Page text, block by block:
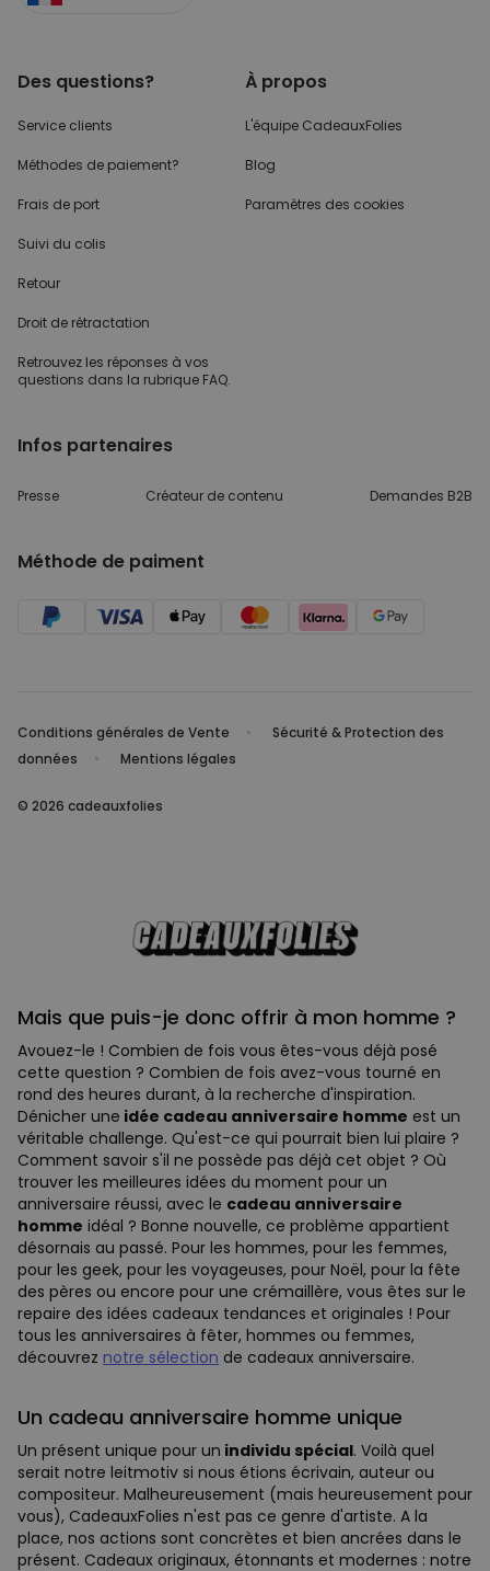
Des questions?
Service clients
Méthodes de paiement?
Frais de port
Suivi du colis
Retour
Droit de rétractation
Retrouvez les réponses à vos
questions dans la rubrique FAQ.
À propos
L'équipe CadeauxFolies
Blog
Paramètres des cookies
Infos partenaires
Presse Créateur de contenu Demandes B2B
Méthode de paiment
Conditions générales de Vente
Sécurité & Protection des
données
Mentions légales
© 2026 cadeauxfolies
Mais que puis-je donc offrir à mon homme ?
Avouez-le ! Combien de fois vous êtes-vous déjà posé
cette question ? Combien de fois avez-vous tourné en
rond des heures durant, à la recherche d'inspiration.
Dénicher une idée cadeau anniversaire homme est un
véritable challenge. Qu'est-ce qui pourrait bien lui plaire ?
Comment savoir s'il ne possède pas déjà cet objet ? Où
trouver les meilleures idées du moment pour un
anniversaire réussi, avec le cadeau anniversaire
homme idéal ? Bonne nouvelle, ce problème appartient
désornais au passé. Pour les hommes, pour les femmes,
pour les geek, pour les voyageuses, pour Noël, pour la fête
des pères ou encore pour une crémaillère, vous êtes sur le
repaire des idées cadeaux tendances et originales ! Pour
tous les anniversaires à fêter, hommes ou femmes,
découvrez notre sélection de cadeaux anniversaire.
Un cadeau anniversaire homme unique
Un présent unique pour un individu spécial. Voilà quel
serait notre leitmotiv si nous étions écrivain, auteur ou
compositeur. Malheureusement (mais heureusement pour
vous), CadeauxFolies n'est pas ce genre d'artiste. A la
place, nos actions sont concrètes et bien ancrées dans le
présent. Cadeaux originaux, étonnants et modernes : notre